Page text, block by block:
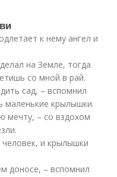
к нему ангел и
на Земле, тогда
со мной в рай.
сад, – вспомнил
маленькие крылышки.
мечту, – со вздохом
человек, и крылышки
доносе, – вспомнил